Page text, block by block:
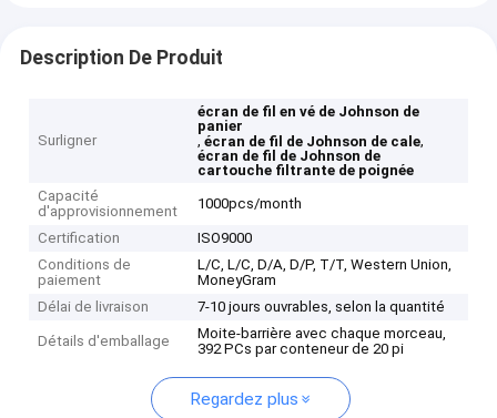
Description De Produit
Surligner
écran de fil en vé de Johnson de
panier
,écran de fil de Johnson de cale,
écran de fil de Johnson de
cartouche filtrante de poignée
Capacité
d'approvisionnement
1000pcs/month
Certification
ISO9000
Conditions de
paiement
L/C, L/C, D/A, D/P, T/T, Western Union,
MoneyGram
Délai de livraison
7-10 jours ouvrables, selon la quantité
Détails d'emballage
Moite-barrière avec chaque morceau,
392 PCs par conteneur de 20 pi
Regardez plus